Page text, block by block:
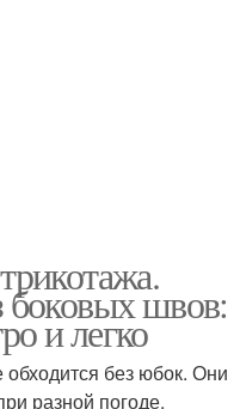
боковых швов:
и легко
без юбок. Они
разной погоде.